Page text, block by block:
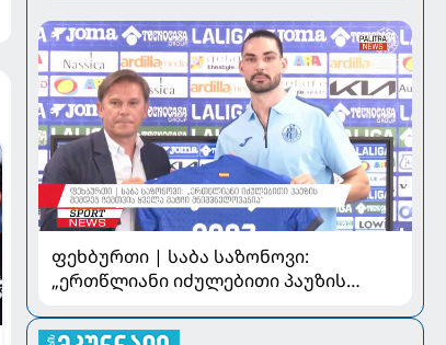
ფეხბურთი | საბა საზონოვი:
„ერთწლიანი იძულებითი პაუზის
მნიშვნელოვანია“